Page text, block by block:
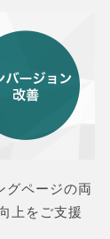
グページの両
上をご支援